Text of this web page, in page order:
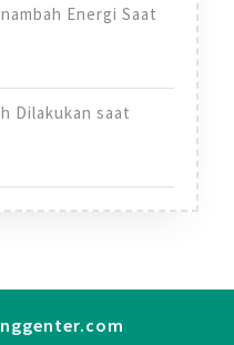
Energi Saat
Dilakukan saat